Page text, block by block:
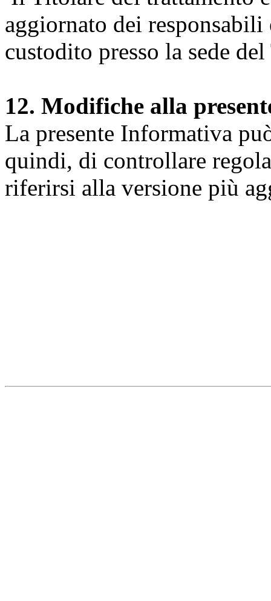
aggiornato dei
custodito presso la sede
12. Modifiche alla
La presente Informativa
quindi, di controllare
riferirsi alla versione più